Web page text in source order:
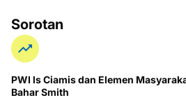
Sorotan
PWI ls Ciamis dan Elemen
Bahar Smith